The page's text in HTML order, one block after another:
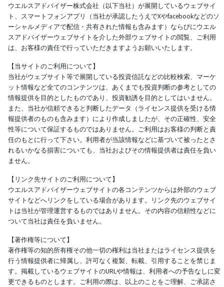
ウエルスアドバイザー株式会社（以下当社）が展開しているウェブサイ
ト、スマートフォンアプリ（当社が承認したうえでXやfacebookなどのソ
ーシャルメディアで配信・共有された情報も含みます）ならびにウエル
スアドバイザーウェブサイトを介した外部ウェブサイトの閲覧、ご利用
は、お客様の責任で行っていただきますようお願いいたします。
【当サイトのご利用について】
当社がウェブサイト等で展開している投資信託などの比較検索、マーケ
ット情報など全てのコンテンツは、あくまでも投資判断の参考としての
情報提供を目的としたものであり、投資勧誘を目的としてはいません。
また、当社が信頼できると判断したデータ（ライセンス提供を受ける情
報提供者のものも含みます）により作成しましたが、その正確性、安全
性等について保証するものではありません。ご利用はお客様の判断と責
任のもとに行って下さい。利用者が当該情報などに基づいて被ったとさ
れるいかなる損害についても、当社およびその情報提供者は責任を負い
ません。
【リンク先サイトのご利用について】
ウエルスアドバイザーウェブサイトの各コンテンツからは外部のウェブ
サイトなどへリンクをしている場合があります。リンク先のウェブサイ
トは当社が管理運営するものではありません。その内容の信頼性などに
ついて当社は責任を負いません。
【著作権等について】
著作権等の知的所有権その他一切の権利は当社またはライセンス提供を
行う情報提供者に帰属し、許可なく複製、転載、引用することを禁じま
す。掲載しているウェブサイトのURLや情報は、利用者への予告なしに変
更できるものとします。ご利用の際は、以上のことをご理解、ご承諾さ